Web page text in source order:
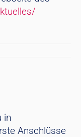
in
Anschlüsse